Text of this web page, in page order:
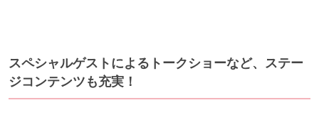
スペシャルゲストによるトークショーなど、ステー
ジコンテンツも充実！